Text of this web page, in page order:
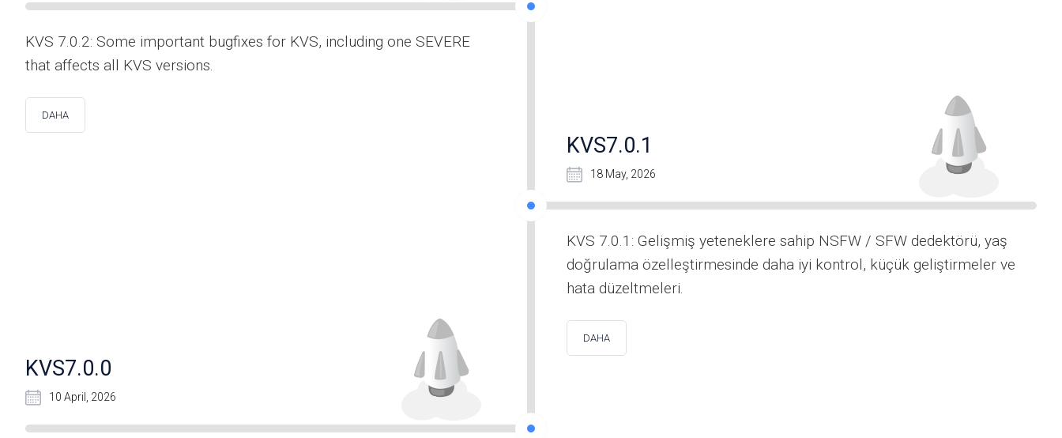
KVS 7.0.2: Some important bugfixes for KVS, including one SEVERE
that affects all KVS versions.
DAHA
KVS7.0.1
18 May, 2026
KVS 7.0.1: Gelişmiş yeteneklere sahip NSFW / SFW dedektörü, yaş
doğrulama özelleştirmesinde daha iyi kontrol, küçük geliştirmeler ve
hata düzeltmeleri.
DAHA
KVS7.0.0
10 April, 2026